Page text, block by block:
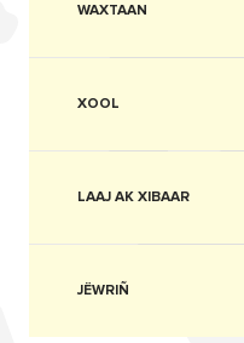
WAXTAAN
XOOL
LAAJ AK XIBAAR
JËWRIÑ